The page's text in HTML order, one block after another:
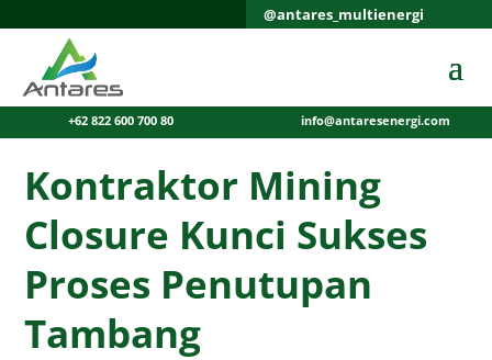
@antares_multienergi
+62 822 600 700 80 info@antaresenergi.com
Kontraktor Mining
Closure Kunci Sukses
Proses Penutupan
Tambang